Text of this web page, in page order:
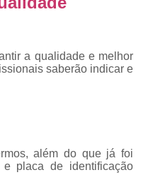
Mercosul
Emplacar
Emplacar o Carro
de Emplacamento de Carro
a qualidade e melhor
saberão indicar e
além do que já foi
e placa de identificação